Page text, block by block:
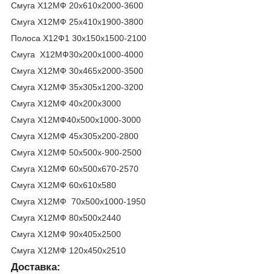
Смуга Х12МФ 20х610х2000-3600
Смуга Х12МФ 25х410х1900-3800
Полоса Х12Ф1 30х150х1500-2100
Смуга Х12МФ30х200х1000-4000
Смуга Х12МФ 30х465х2000-3500
Смуга Х12МФ 35х305х1200-3200
Смуга Х12МФ 40х200х3000
Смуга Х12МФ40х500х1000-3000
Смуга Х12МФ 45х305х200-2800
Смуга Х12МФ 50х500х-900-2500
Смуга Х12МФ 60х500х670-2570
Смуга Х12МФ 60х610х580
Смуга Х12МФ 70х500х1000-1950
Смуга Х12МФ 80х500х2440
Смуга Х12МФ 90х405х2500
Смуга Х12МФ 120х450х2510
Доставка: